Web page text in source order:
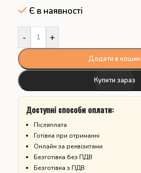
Є в наявності
- +
Додати в кошик
Купити зараз
Доступні способи оплати:
Післяплата
Готівка при отриманні
Онлайн за реквізитами
Безготівка без ПДВ
Безготівка з ПДВ